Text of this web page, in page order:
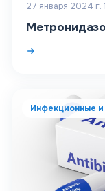
27 января 2024 г.·
Инфекционные и